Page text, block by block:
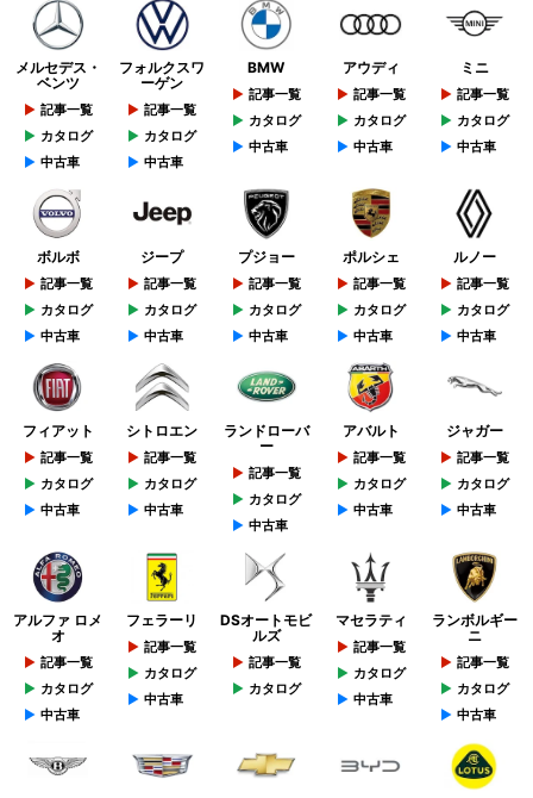
メルセデス・
ベンツ
記事一覧
カタログ
中古車
フォルクスワ
ーゲン
記事一覧
カタログ
中古車
BMW
記事一覧
カタログ
中古車
アウディ
記事一覧
カタログ
中古車
ミニ
記事一覧
カタログ
中古車
ボルボ
記事一覧
カタログ
中古車
ジープ
記事一覧
カタログ
中古車
プジョー
記事一覧
カタログ
中古車
ポルシェ
記事一覧
カタログ
中古車
ルノー
記事一覧
カタログ
中古車
フィアット
記事一覧
カタログ
中古車
シトロエン
記事一覧
カタログ
中古車
ランドローバ
ー
記事一覧
カタログ
中古車
アバルト
記事一覧
カタログ
中古車
ジャガー
記事一覧
カタログ
中古車
アルファ ロメ
オ
記事一覧
カタログ
中古車
フェラーリ
記事一覧
カタログ
中古車
DSオートモビ
ルズ
記事一覧
カタログ
マセラティ
記事一覧
カタログ
中古車
ランボルギー
ニ
記事一覧
カタログ
中古車